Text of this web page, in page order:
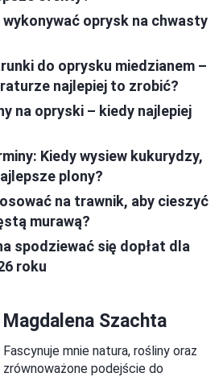
wykonywać oprysk na chwasty
do oprysku miedzianem –
najlepiej to zrobić?
na opryski – kiedy najlepiej
Kiedy wysiew kukurydzy,
plony?
na trawnik, aby cieszyć
murawą?
spodziewać się dopłat dla
roku
Magdalena Szachta
Fascynuje mnie natura, rośliny oraz
zrównoważone podejście do